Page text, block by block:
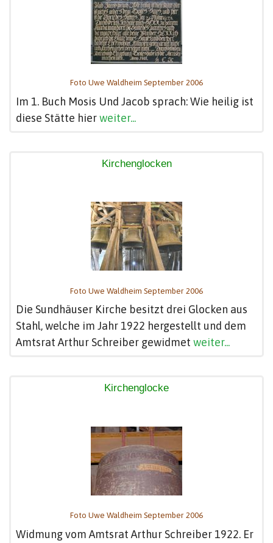
Foto Uwe Waldheim September 2006
Im 1. Buch Mosis Und Jacob sprach: Wie heilig ist
diese Stätte hierweiter...
Kirchenglocken
Foto Uwe Waldheim September 2006
Die Sundhäuser Kirche besitzt drei Glocken aus
Stahl, welche im Jahr 1922 hergestellt und dem
Amtsrat Arthur Schreiber gewidmet weiter...
Kirchenglocke
Foto Uwe Waldheim September 2006
Widmung vom Amtsrat Arthur Schreiber 1922. Er